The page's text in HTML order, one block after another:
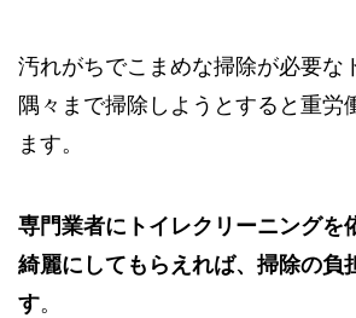
汚れがちでこまめな掃除が必要な
隅々まで掃除しようとすると重労
ます。
専門業者にトイレクリーニングを
綺麗にしてもらえれば、掃除の負
す。